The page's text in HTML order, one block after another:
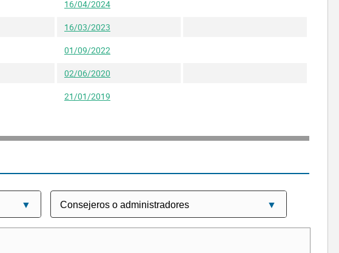
16/04/2024
16/03/2023
01/09/2022
02/06/2020
21/01/2019